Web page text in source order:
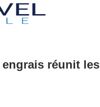
engrais réunit les